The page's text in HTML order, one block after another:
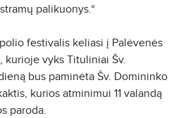
palikuonys.“
festivalis keliasi į Palėvenės
kurioje vyks Tituliniai Šv.
bus paminėta Šv. Domininko
kurios atminimui 11 valandą
paroda.